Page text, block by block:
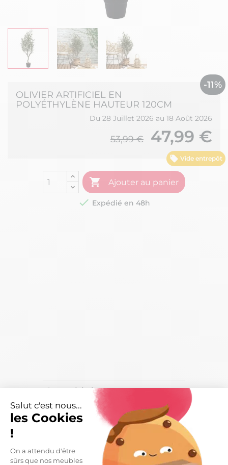
Salut c'est nous...
les Cookies
!
On a attendu d'être
sûrs que nos meubles
Vide entrepôt
-11%
OLIVIER ARTIFICIEL EN
POLYÉTHYLÈNE HAUTEUR 120CM
Du 28 Juillet 2026 au 18 Août 2026
53,99 € 47,99 €
 Ajouter au panier
 Expédié en 48h
Caractéristiques arrow_right
Livraisons et retours
DESCRIPTION